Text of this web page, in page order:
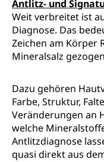
Antlitz- und
Weit verbreitet ist
Diagnose. Das
Zeichen am Körper
Mineralsalz
Dazu gehören
Farbe, Struktur,
Veränderungen an
welche
Antlitzdiagnose
quasi direkt aus